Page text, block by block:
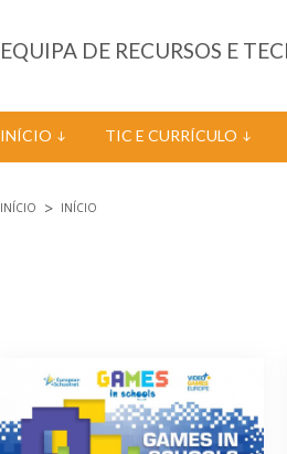
EQUIPA DE RECURSOS E
INÍCIO TIC E CURRÍCULO
INÍCIO INÍCIO
Páginas